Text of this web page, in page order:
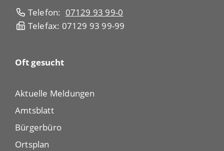
Telefon: 07129 93 99-0
Telefax: 07129 93 99-99
Oft gesucht
Aktuelle Meldungen
Amtsblatt
Bürgerbüro
Ortsplan